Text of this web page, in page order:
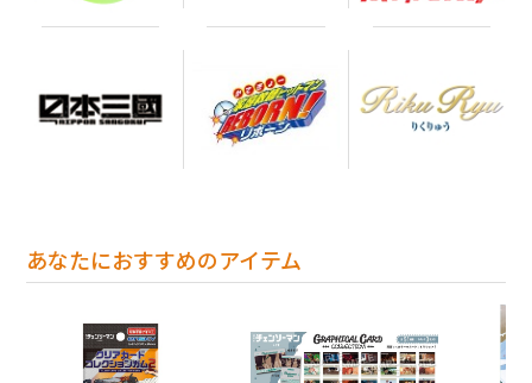
あなたにおすすめのアイテム